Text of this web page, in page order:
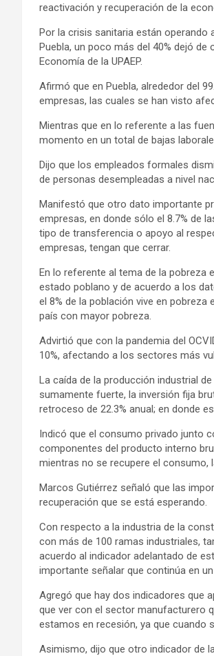
reactivación y recuperación de la
Por la crisis sanitaria están operando
Puebla, un poco más del 40% dejó
Economía de la UPAEP.
Afirmó que en Puebla, alrededor del
empresas, las cuales se han visto
Mientras que en lo referente a las
momento en un total de bajas
Dijo que los empleados formales
de personas desempleadas a nivel
Manifestó que otro dato importante
empresas, en donde sólo el 8.7% de
tipo de transferencia o apoyo al
empresas, tengan que cerrar.
En lo referente al tema de la pobreza
estado poblano y de acuerdo a los
el 8% de la población vive en
país con mayor pobreza.
Advirtió que con la pandemia del
10%, afectando a los sectores más
La caída de la producción industrial
sumamente fuerte, la inversión fija
retroceso de 22.3% anual; en donde
Indicó que el consumo privado junto
componentes del producto interno
mientras no se recupere el consumo,
Marcos Gutiérrez señaló que las
recuperación que se está esperando.
Con respecto a la industria de la
con más de 100 ramas industriales,
acuerdo al indicador adelantado de
importante señalar que continúa en
Agregó que hay dos indicadores que
que ver con el sector manufacturero
estamos en recesión, ya que cuando
Asimismo, dijo que otro indicador de